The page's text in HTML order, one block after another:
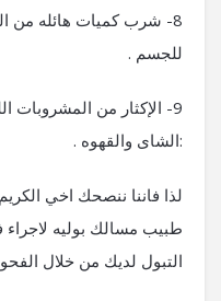
8- شرب كميات هائله من
للجسم .
9- الإكثار من المشروبات
:الشاى والقهوه .
لذا فاننا ننصحك اخي
طبيب مسالك بوليه
التبول لديك من خلال